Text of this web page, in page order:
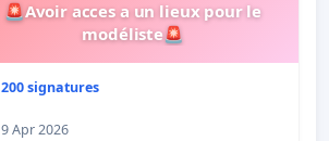
🚨Avoir acces a un lieux pour le
modéliste🚨
200 signatures
9 Apr 2026